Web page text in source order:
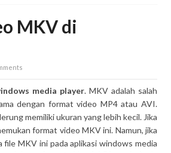
MKV di
media player. MKV adalah salah
dengan format video MP4 atau AVI.
memiliki ukuran yang lebih kecil. Jika
format video MKV ini. Namun, jika
MKV ini pada aplikasi windows media